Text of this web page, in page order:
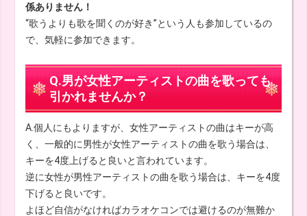
係ありません！
“歌うよりも歌を聞くのが好き”という人も参加しているの
で、気軽に参加できます。
Q.男が女性アーティストの曲を歌っても
引かれませんか？
A.個人にもよりますが、女性アーティストの曲はキーが高
く、一般的に男性が女性アーティストの曲を歌う場合は、
キーを4度上げると良いと言われています。
逆に女性が男性アーティストの曲を歌う場合は、キーを4度
下げると良いです。
よほど自信がなければカラオケコンでは避けるのが無難か